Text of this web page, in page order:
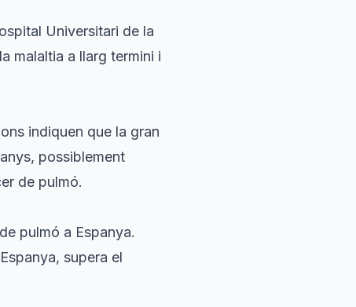
Universitari de la
malaltia a llarg termini i
indiquen que la gran
possiblement
de pulmó.
pulmó a Espanya.
supera el